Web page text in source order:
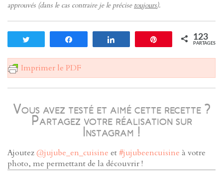
approuvés (dans le cas contraire je le précise toujours).
Enregistrer123
PARTAGES
Imprimer le PDF
Vous avez testé et aimé cette recette ?
Partagez votre réalisation sur
Instagram !
Ajoutez@jujube_en_cuisine et#jujubeencuisine à votre
photo, me permettant de la découvrir !